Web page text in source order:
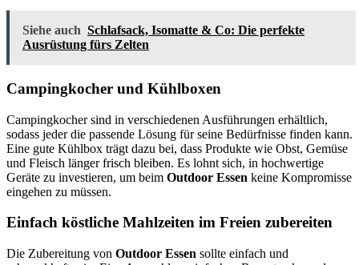
Siehe auch Schlafsack, Isomatte & Co: Die perfekte
Ausrüstung fürs Zelten
Campingkocher und Kühlboxen
Campingkocher sind in verschiedenen Ausführungen erhältlich,
sodass jeder die passende Lösung für seine Bedürfnisse finden kann.
Eine gute Kühlbox trägt dazu bei, dass Produkte wie Obst, Gemüse
und Fleisch länger frisch bleiben. Es lohnt sich, in hochwertige
Geräte zu investieren, um beim Outdoor Essen keine Kompromisse
eingehen zu müssen.
Einfach köstliche Mahlzeiten im Freien zubereiten
Die Zubereitung von Outdoor Essen sollte einfach und